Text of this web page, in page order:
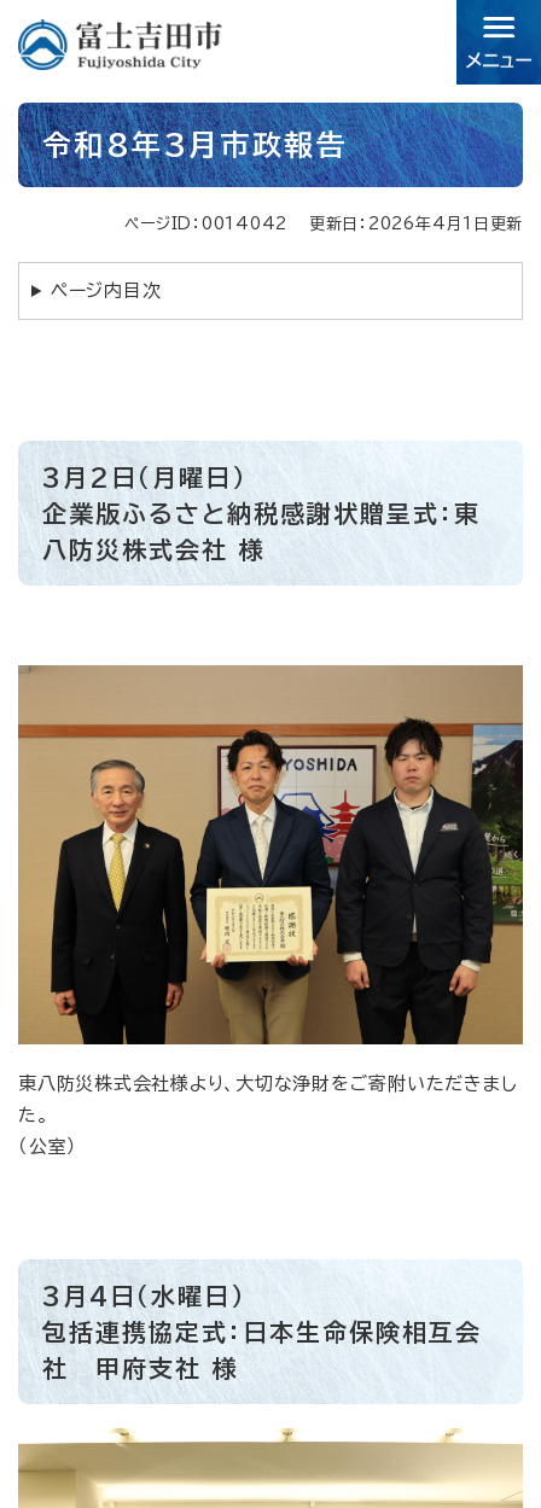
す。
本
文 令和8年3月市政報告
ページID：0014042 更新日：2026年4月1日更新
ページ内目次
3月2日（月曜日）
企業版ふるさと納税感謝状贈呈式：東
八防災株式会社 様
東八防災株式会社様より、大切な浄財をご寄附いただきまし
た。
（公室）
3月4日（水曜日）
包括連携協定式：日本生命保険相互会
社 甲府支社 様